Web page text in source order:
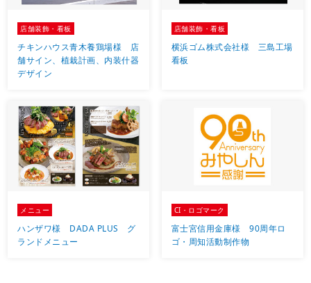
店舗装飾・看板
チキンハウス青木養鶏場様 店
舗サイン、植栽計画、内装什器
デザイン
店舗装飾・看板
横浜ゴム株式会社様 三島工場
看板
メニュー
ハンザワ様 DADA PLUS グ
ランドメニュー
CI・ロゴマーク
富士宮信用金庫様 90周年ロ
ゴ・周知活動制作物